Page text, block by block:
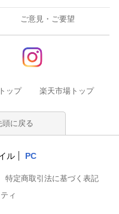
ご意見・ご要望
ップ 楽天市場トップ
頭に戻る
ル PC
特定商取引法に基づく表記
ィ